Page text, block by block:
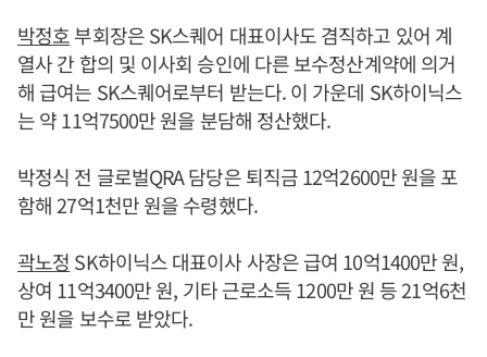
박정호부회장은 SK스퀘어 대표이사도 겸직하고 있어 계
열사 간 합의 및 이사회 승인에 다른 보수정산계약에 의거
해 급여는 SK스퀘어로부터 받는다. 이 가운데 SK하이닉스
는 약 11억7500만 원을 분담해 정산했다.
박정식 전 글로벌QRA 담당은 퇴직금 12억2600만 원을 포
함해 27억1천만 원을 수령했다.
곽노정 SK하이닉스 대표이사 사장은 급여 10억1400만 원,
상여 11억3400만 원, 기타 근로소득 1200만 원 등 21억6천
만 원을 보수로 받았다.